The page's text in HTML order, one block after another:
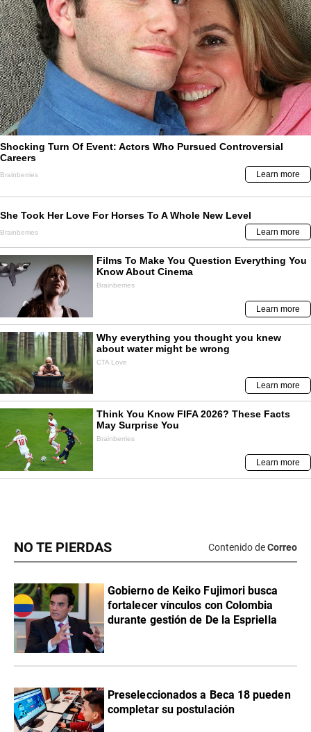
NO TE PIERDAS Contenido deCorreo
Gobierno de Keiko Fujimori busca
fortalecer vínculos con Colombia
durante gestión de De la Espriella
Preseleccionados a Beca 18 pueden
completar su postulación